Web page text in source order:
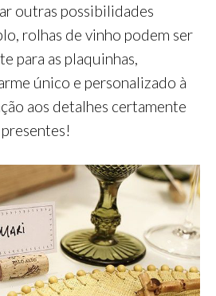
outras possibilidades
rolhas de vinho podem ser
para as plaquinhas,
único e personalizado à
aos detalhes certamente